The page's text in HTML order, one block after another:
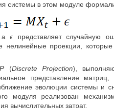
системы в этом модуле
а ϵпредставляет случайную
нелинейные проекции,
(Discrete Projection),
представление
эволюции системы и
реализован
вычислительных затрат.